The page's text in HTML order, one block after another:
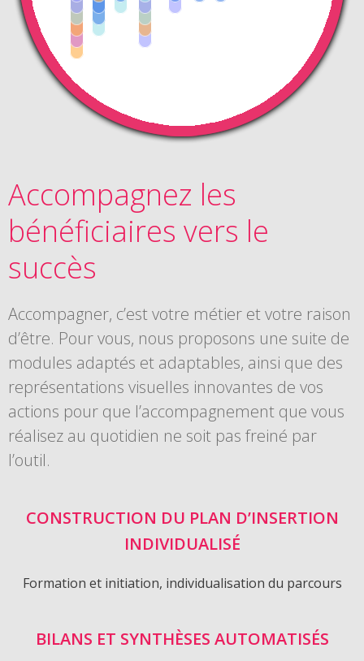
Accompagnez les
bénéficiaires vers le
succès
Accompagner, c’est votre métier et votre raison
d’être. Pour vous, nous proposons une suite de
modules adaptés et adaptables, ainsi que des
représentations visuelles innovantes de vos
actions pour que l’accompagnement que vous
réalisez au quotidien ne soit pas freiné par
l’outil.
CONSTRUCTION DU PLAN D’INSERTION
INDIVIDUALISÉ
Formation et initiation, individualisation du parcours
BILANS ET SYNTHÈSES AUTOMATISÉS